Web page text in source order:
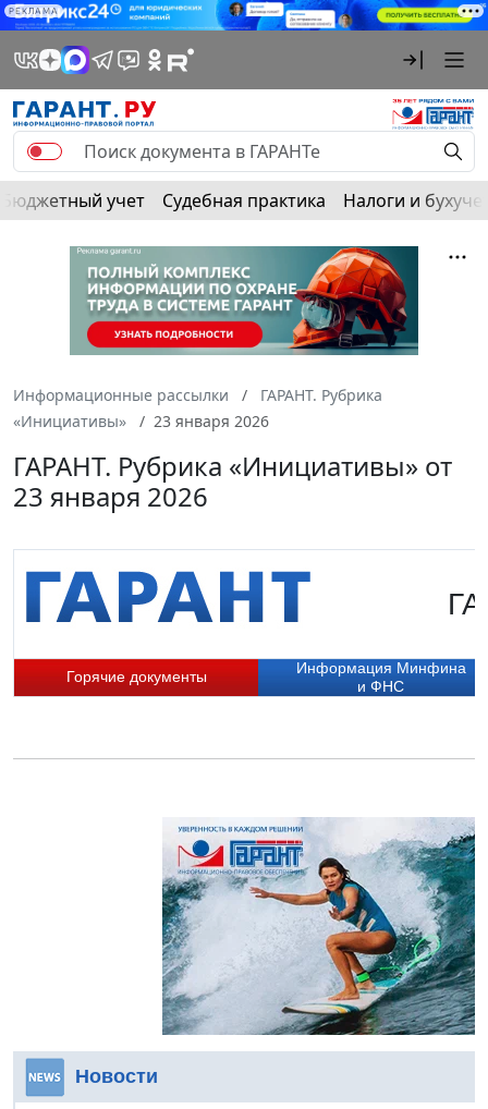
РЕКЛАМА
Бюджетный учет Судебная практика Налоги и
Информационные рассылки
ГАРАНТ. Рубрика
«Инициативы»
23 января 2026
ГАРАНТ. Рубрика «Инициативы» от
23 января 2026
Горячие документы
Информация Минфина
и ФНС
Новости